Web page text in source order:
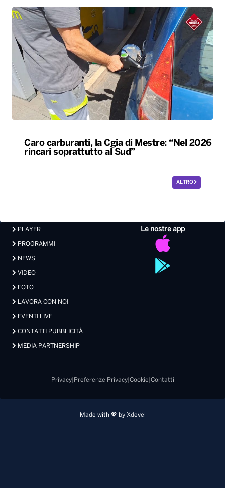
Caro carburanti, la Cgia di Mestre: “Nel 2026
rincari soprattutto al Sud”
ALTRO
Le nostre app
PLAYER
PROGRAMMI
NEWS
VIDEO
FOTO
LAVORA CON NOI
EVENTI LIVE
CONTATTI PUBBLICITÀ
MEDIA PARTNERSHIP
Privacy| Preferenze Privacy| Cookie Contatti
Made with 💖 by Xdevel